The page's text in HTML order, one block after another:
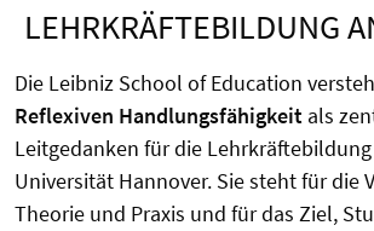
LEHRKRÄFTEBILDUNG
Die Leibniz School of Education
Reflexiven Handlungsfähigkeit als
Leitgedanken für die
Universität Hannover. Sie steht für die
Theorie und Praxis und für das Ziel,